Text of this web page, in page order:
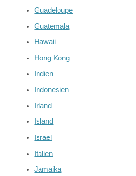
Guadeloupe
Guatemala
Hawaii
Hong Kong
Indien
Indonesien
Irland
Island
Israel
Italien
Jamaika